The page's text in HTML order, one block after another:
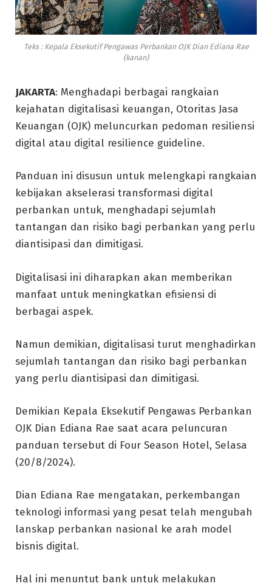
Teks : Kepala Eksekutif Pengawas Perbankan OJK Dian Ediana Rae
(kanan)
JAKARTA: Menghadapi berbagai rangkaian
kejahatan digitalisasi keuangan, Otoritas Jasa
Keuangan (OJK) meluncurkan pedoman resiliensi
digital atau digital resilience guideline.
Panduan ini disusun untuk melengkapi rangkaian
kebijakan akselerasi transformasi digital
perbankan untuk, menghadapi sejumlah
tantangan dan risiko bagi perbankan yang perlu
diantisipasi dan dimitigasi.
Digitalisasi ini diharapkan akan memberikan
manfaat untuk meningkatkan efisiensi di
berbagai aspek.
Namun demikian, digitalisasi turut menghadirkan
sejumlah tantangan dan risiko bagi perbankan
yang perlu diantisipasi dan dimitigasi.
Demikian Kepala Eksekutif Pengawas Perbankan
OJK Dian Ediana Rae saat acara peluncuran
panduan tersebut di Four Season Hotel, Selasa
(20/8/2024).
Dian Ediana Rae mengatakan, perkembangan
teknologi informasi yang pesat telah mengubah
lanskap perbankan nasional ke arah model
bisnis digital.
Hal ini menuntut bank untuk melakukan